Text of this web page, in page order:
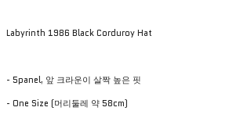
Labyrinth 1986 Black Corduroy Hat
- 5panel, 앞 크라운이 살짝 높은 핏
- One Size (머리둘레 약 58cm)